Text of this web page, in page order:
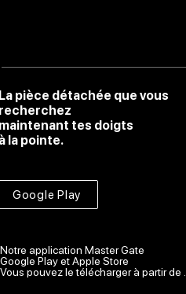
pièce détachée que vous
tes doigts
la pointe.
Google Play
Notre application Master Gate
Google Play et Apple Store
Vous pouvez le télécharger à partir de .